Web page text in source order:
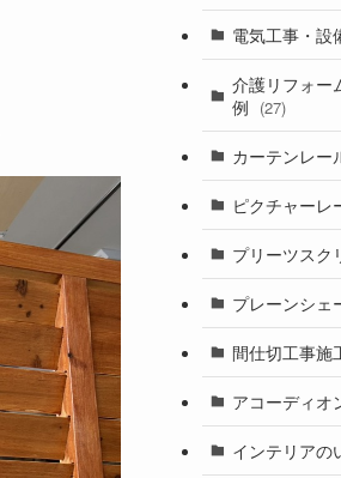
電気工事・設
介護リフォー
例 (27)
カーテンレー
ピクチャーレ
プリーツスク
プレーンシェ
間仕切工事施
アコーディオ
インテリアの